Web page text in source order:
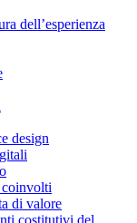
dell’esperienza
design
di valore
costitutivi del